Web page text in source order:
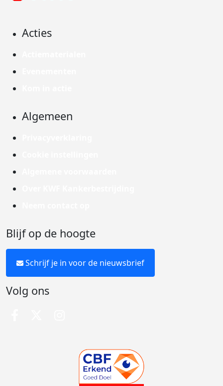
Acties
Algemeen
Blijf op de hoogte
Schrijf je in voor de nieuwsbrief
Volg ons